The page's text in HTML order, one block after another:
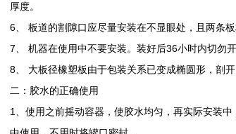
厚度。
6、 板道的割隙口应尽量安装在不显眼处，且两条板
7、 机器在使用中不要安装。装好后36小时内切勿开
8、 大板径橡塑板由于包装关系已变成椭圆形，剖开
二：胶水的正确使用
1、使用之前摇动容器，使胶水均匀，再实际安装